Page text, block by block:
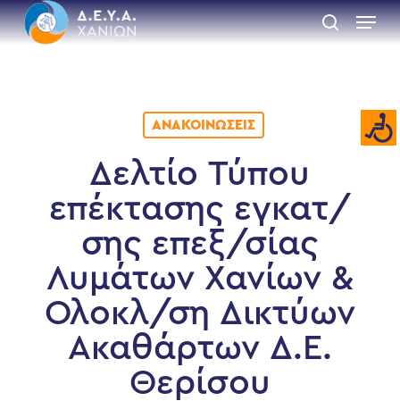
Skip
to
main
search
Menu
ΑΝΑΚΟΙΝΏΣΕΙΣ
Δελτίο Τύπου
επέκτασης εγκατ/
σης επεξ/σίας
Λυμάτων Χανίων &
Ολοκλ/ση Δικτύων
Ακαθάρτων Δ.Ε.
Θερίσου